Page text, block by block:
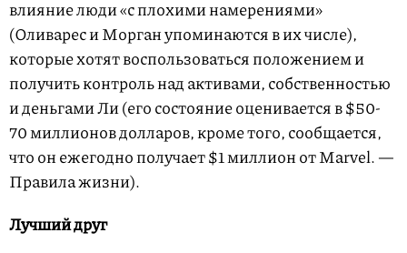
влияние люди «с плохими намерениями»
(Оливарес и Морган упоминаются в их числе),
которые хотят воспользоваться положением и
получить контроль над активами, собственностью
и деньгами Ли (его состояние оценивается в $50-
70 миллионов долларов, кроме того, сообщается,
что он ежегодно получает $1 миллион от Marvel. —
Правила жизни).
Лучший друг